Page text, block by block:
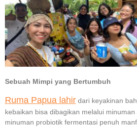
Sebuah Mimpi yang Bertumbuh
Ruma Papua lahir dari keyakinan
kebaikan bisa dibagikan melalui
minuman probiotik fermentasi penuh